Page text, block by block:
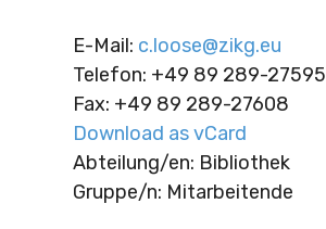
E-Mail: c.loose@zikg.eu
Telefon: +49 89 289-27595
Fax: +49 89 289-27608
Download as vCard
Abteilung/en: Bibliothek
Gruppe/n: Mitarbeitende